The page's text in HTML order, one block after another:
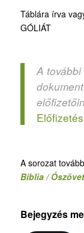
Táblára írva
GÓLIÁT
A
A sorozat
Biblia /
Bejegyzés